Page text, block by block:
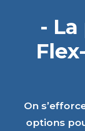
-
On
options